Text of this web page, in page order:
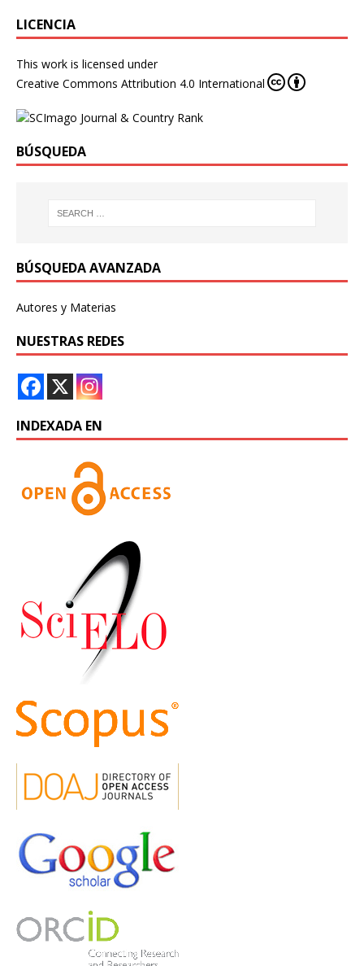
LICENCIA
This work is licensed under
Creative Commons Attribution 4.0 International
BÚSQUEDA
BÚSQUEDA AVANZADA
Autores y Materias
NUESTRAS REDES
INDEXADA EN